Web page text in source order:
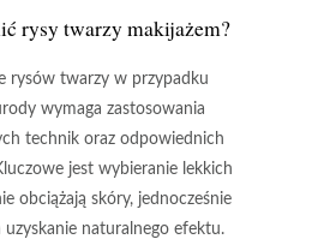
rysy twarzy makijażem?
rysów twarzy w przypadku
wymaga zastosowania
technik oraz odpowiednich
jest wybieranie lekkich
obciążają skóry, jednocześnie
uzyskanie naturalnego efektu.